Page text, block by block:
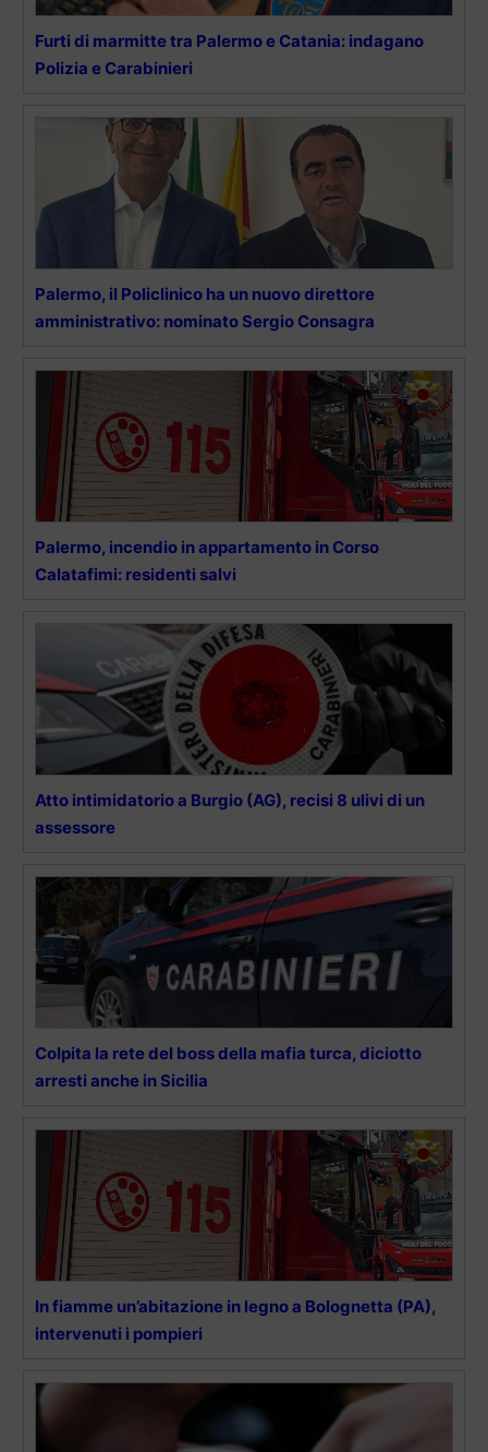
Furti di marmitte tra Palermo e Catania: indagano
Polizia e Carabinieri
Palermo, il Policlinico ha un nuovo direttore
amministrativo: nominato Sergio Consagra
Palermo, incendio in appartamento in Corso
Calatafimi: residenti salvi
Atto intimidatorio a Burgio (AG), recisi 8 ulivi di un
assessore
Colpita la rete del boss della mafia turca, diciotto
arresti anche in Sicilia
In fiamme un’abitazione in legno a Bolognetta (PA),
intervenuti i pompieri